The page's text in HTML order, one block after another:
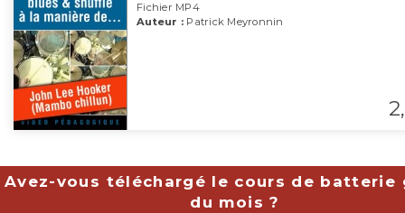
Fichier MP4
Auteur : Patrick Meyronnin
2,
Avez-vous téléchargé le cours de batterie
du mois ?